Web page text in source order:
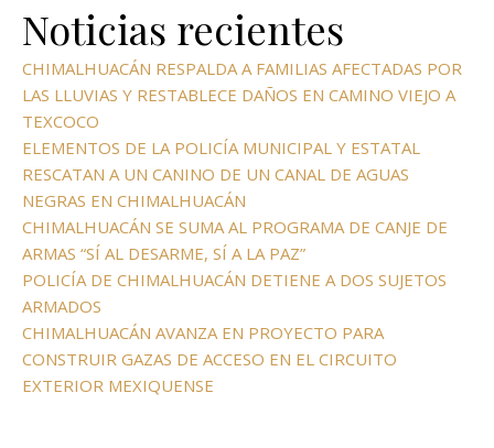
Noticias recientes
CHIMALHUACÁN RESPALDA A FAMILIAS AFECTADAS POR
LAS LLUVIAS Y RESTABLECE DAÑOS EN CAMINO VIEJO A
TEXCOCO
ELEMENTOS DE LA POLICÍA MUNICIPAL Y ESTATAL
RESCATAN A UN CANINO DE UN CANAL DE AGUAS
NEGRAS EN CHIMALHUACÁN
CHIMALHUACÁN SE SUMA AL PROGRAMA DE CANJE DE
ARMAS “SÍ AL DESARME, SÍ A LA PAZ”
POLICÍA DE CHIMALHUACÁN DETIENE A DOS SUJETOS
ARMADOS
CHIMALHUACÁN AVANZA EN PROYECTO PARA
CONSTRUIR GAZAS DE ACCESO EN EL CIRCUITO
EXTERIOR MEXIQUENSE